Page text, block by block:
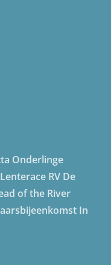
Onderlinge
RV De
of the River
In